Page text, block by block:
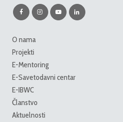
O nama
Projekti
E-Mentoring
E-Savetodavni centar
E-IBWC
Članstvo
Aktuelnosti